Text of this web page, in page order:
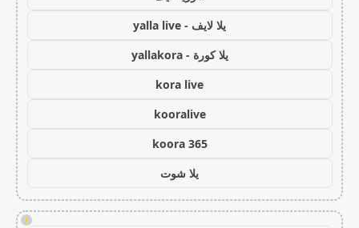
يلا لايف - yalla live
يلا كورة - yallakora
kora live
kooralive
koora 365
يلا شوت
!